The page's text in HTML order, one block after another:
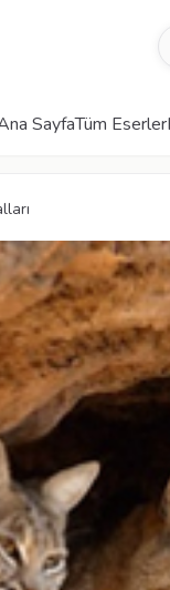
SayfaTüm Eserler